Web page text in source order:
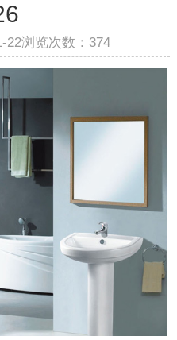
22浏览次数： 374